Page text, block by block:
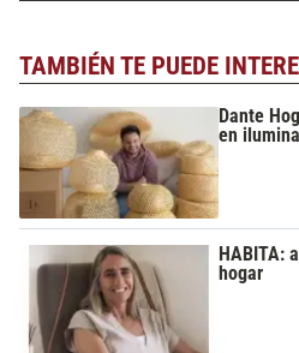
TAMBIÉN TE PUEDE
Dante
en
HABITA:
hogar